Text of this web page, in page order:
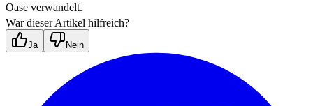
Oase verwandelt.
War dieser Artikel hilfreich?
Ja Nein